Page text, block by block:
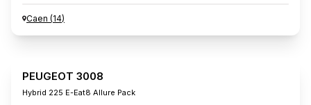
Caen (14)
PEUGEOT 3008
Hybrid 225 E-Eat8 Allure Pack